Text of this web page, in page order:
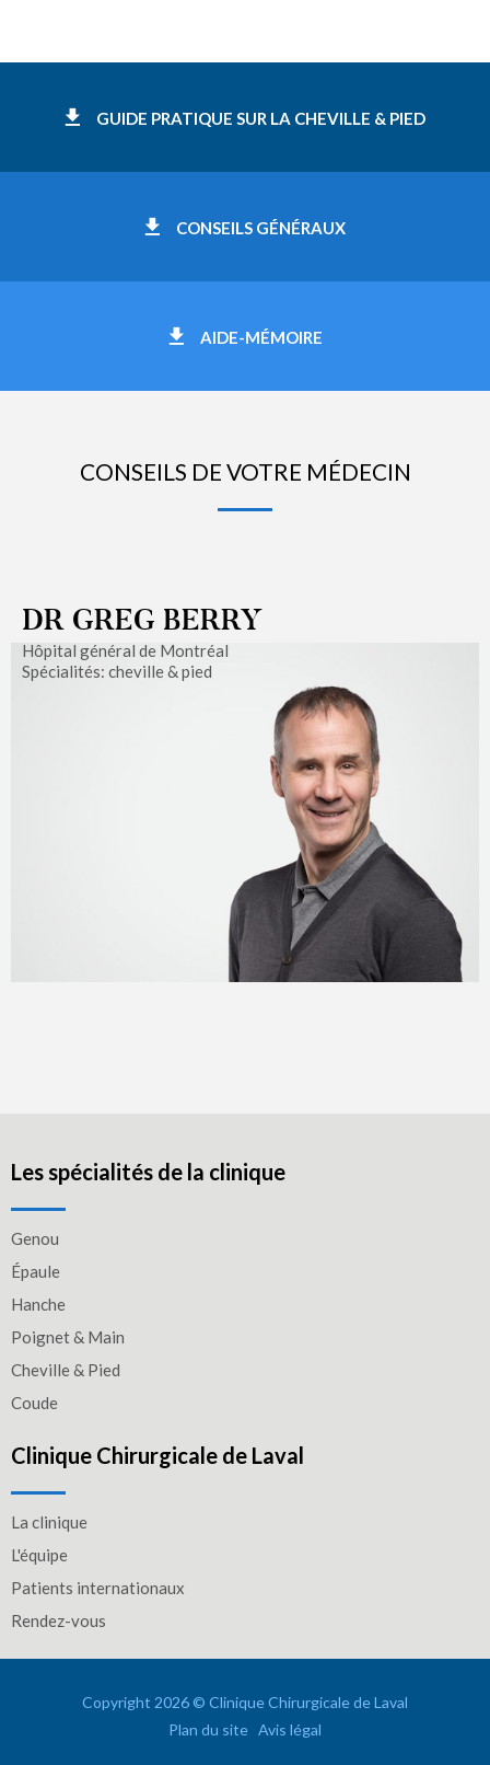
GUIDE PRATIQUE SUR LA CHEVILLE & PIED
CONSEILS GÉNÉRAUX
AIDE-MÉMOIRE
CONSEILS DE VOTRE MÉDECIN
DR GREG BERRY
Hôpital général de Montréal
Spécialités: cheville & pied
Les spécialités de la clinique
Genou
Épaule
Hanche
Poignet & Main
Cheville & Pied
Coude
Clinique Chirurgicale de Laval
La clinique
L'équipe
Patients internationaux
Rendez-vous
Copyright 2026 © Clinique Chirurgicale de Laval
Plan du site Avis légal